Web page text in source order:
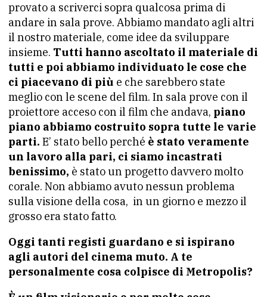
provato a scriverci sopra qualcosa prima di
andare in sala prove. Abbiamo mandato agli altri
il nostro materiale, come idee da sviluppare
insieme. Tutti hanno ascoltato il materiale di
tutti e poi abbiamo individuato le cose che
ci piacevano di più e che sarebbero state
meglio con le scene del film. In sala prove con il
proiettore acceso con il film che andava, piano
piano abbiamo costruito sopra tutte le varie
parti. E’ stato bello perché è stato veramente
un lavoro alla pari, ci siamo incastrati
benissimo, è stato un progetto davvero molto
corale. Non abbiamo avuto nessun problema
sulla visione della cosa, in un giorno e mezzo il
grosso era stato fatto.
Oggi tanti registi guardano e si ispirano
agli autori del cinema muto. A te
personalmente cosa colpisce di Metropolis?